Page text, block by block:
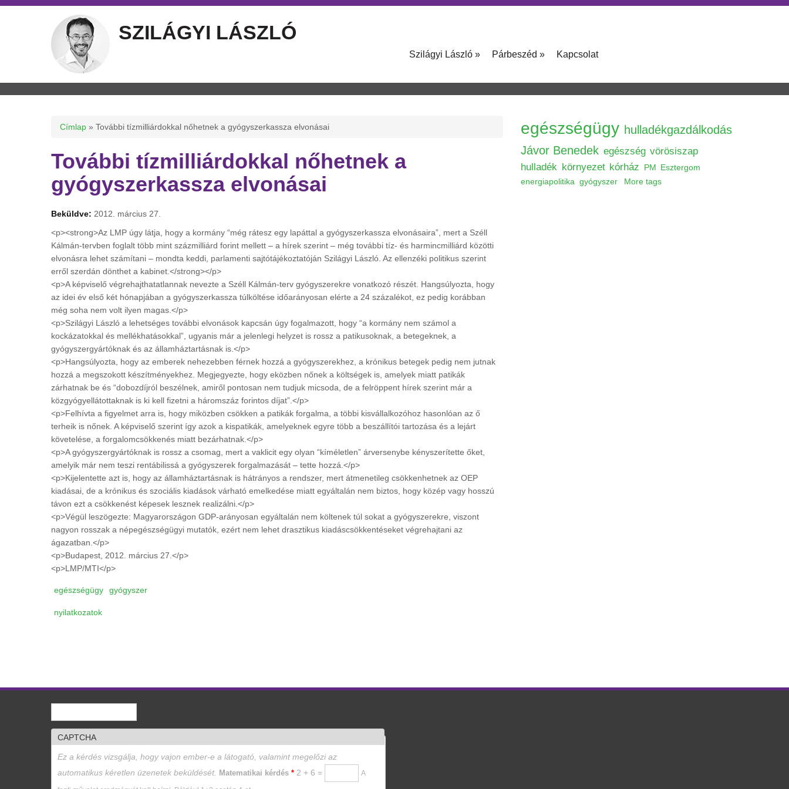
SZILÁGYI LÁSZLÓ
Szilágyi László » Párbeszéd » Kapcsolat
Jelenlegi hely
Címlap » További tízmilliárdokkal nőhetnek a gyógyszerkassza elvonásai
További tízmilliárdokkal nőhetnek a
gyógyszerkassza elvonásai
Beküldve: 2012. március 27.
<p><strong>Az LMP úgy látja, hogy a kormány “még rátesz egy lapáttal a gyógyszerkassza elvonásaira”, mert a Széll
Kálmán-tervben foglalt több mint százmilliárd forint mellett – a hírek szerint – még további tíz- és harmincmilliárd közötti
elvonásra lehet számítani – mondta keddi, parlamenti sajtótájékoztatóján Szilágyi László. Az ellenzéki politikus szerint
erről szerdán dönthet a kabinet.</strong></p>
<p>A képviselő végrehajthatatlannak nevezte a Széll Kálmán-terv gyógyszerekre vonatkozó részét. Hangsúlyozta, hogy
az idei év első két hónapjában a gyógyszerkassza túlköltése időarányosan elérte a 24 százalékot, ez pedig korábban
még soha nem volt ilyen magas.</p>
<p>Szilágyi László a lehetséges további elvonások kapcsán úgy fogalmazott, hogy “a kormány nem számol a
kockázatokkal és mellékhatásokkal”, ugyanis már a jelenlegi helyzet is rossz a patikusoknak, a betegeknek, a
gyógyszergyártóknak és az államháztartásnak is.</p>
<p>Hangsúlyozta, hogy az emberek nehezebben férnek hozzá a gyógyszerekhez, a krónikus betegek pedig nem jutnak
hozzá a megszokott készítményekhez. Megjegyezte, hogy eközben nőnek a költségek is, amelyek miatt patikák
zárhatnak be és “dobozdíjról beszélnek, amiről pontosan nem tudjuk micsoda, de a felröppent hírek szerint már a
közgyógyellátottaknak is ki kell fizetni a háromszáz forintos díjat”.</p>
<p>Felhívta a figyelmet arra is, hogy miközben csökken a patikák forgalma, a többi kisvállalkozóhoz hasonlóan az ő
terheik is nőnek. A képviselő szerint így azok a kispatikák, amelyeknek egyre több a beszállítói tartozása és a lejárt
követelése, a forgalomcsökkenés miatt bezárhatnak.</p>
<p>A gyógyszergyártóknak is rossz a csomag, mert a vaklicit egy olyan “kíméletlen” árversenybe kényszerítette őket,
amelyik már nem teszi rentábilissá a gyógyszerek forgalmazását – tette hozzá.</p>
<p>Kijelentette azt is, hogy az államháztartásnak is hátrányos a rendszer, mert átmenetileg csökkenhetnek az OEP
kiadásai, de a krónikus és szociális kiadások várható emelkedése miatt egyáltalán nem biztos, hogy közép vagy hosszú
távon ezt a csökkenést képesek lesznek realizálni.</p>
<p>Végül leszögezte: Magyarországon GDP-arányosan egyáltalán nem költenek túl sokat a gyógyszerekre, viszont
nagyon rosszak a népegészségügyi mutatók, ezért nem lehet drasztikus kiadáscsökkentéseket végrehajtani az
ágazatban.</p>
<p>Budapest, 2012. március 27.</p>
<p>LMP/MTI</p>
egészségügy gyógyszer
nyilatkozatok
egészségügy hulladékgazdálkodás
Jávor Benedek egészség vörösiszap
hulladék környezet kórház PM Esztergom
energiapolitika gyógyszer More tags
CAPTCHA
Ez a kérdés vizsgálja, hogy vajon ember-e a látogató, valamint megelőzi az
automatikus kéretlen üzenetek beküldését.
Matematikai kérdés * 2 + 6 = A